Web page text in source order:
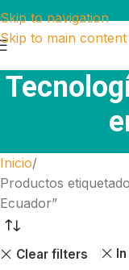
Skip to navigation
Skip to main content
Inicio
Productos
Ecuador”
Clear filters